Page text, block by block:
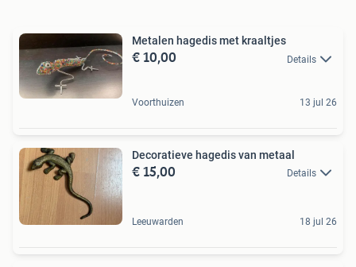
Metalen hagedis met kraaltjes
€ 10,00 Details
Voorthuizen 13 jul 26
Decoratieve hagedis van metaal
€ 15,00 Details
Leeuwarden 18 jul 26